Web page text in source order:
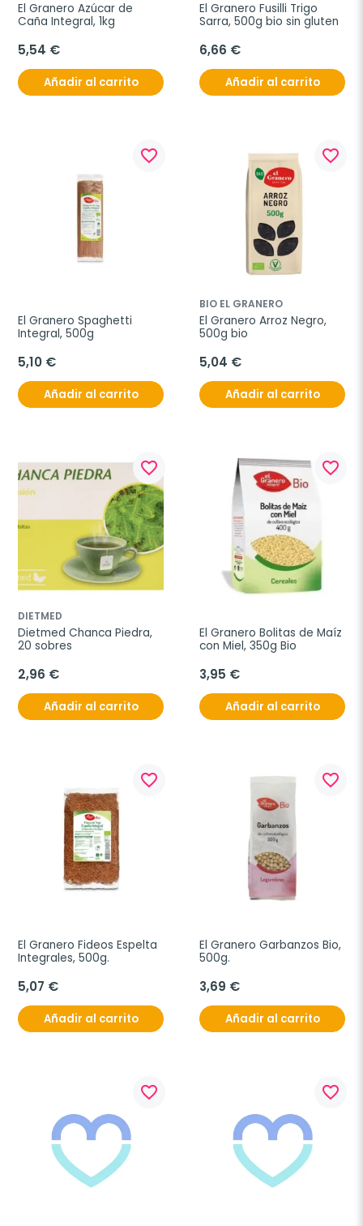
El Granero Azúcar de
Caña Integral, 1kg
5,54 €
Añadir al carrito
El Granero Fusilli Trigo
Sarra, 500g bio sin gluten
6,66 €
Añadir al carrito
favorite_border
El Granero Spaghetti
Integral, 500g
5,10 €
Añadir al carrito
favorite_border
BIO EL GRANERO
El Granero Arroz Negro,
500g bio
5,04 €
Añadir al carrito
favorite_border
DIETMED
Dietmed Chanca Piedra,
20 sobres
2,96 €
Añadir al carrito
favorite_border
El Granero Bolitas de Maíz
con Miel, 350g Bio
3,95 €
Añadir al carrito
favorite_border
El Granero Fideos Espelta
Integrales, 500g.
5,07 €
Añadir al carrito
favorite_border
El Granero Garbanzos Bio,
500g.
3,69 €
Añadir al carrito
favorite_border favorite_border